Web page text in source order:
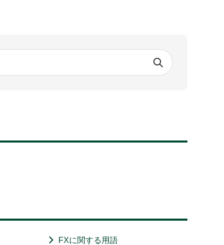
FXに関する用語